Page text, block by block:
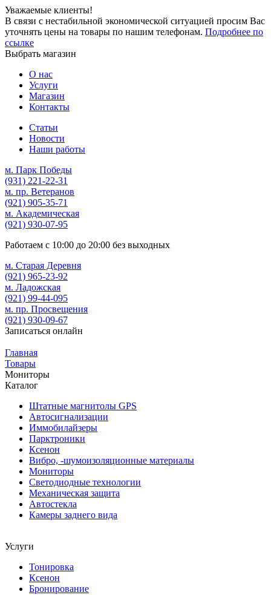
Уважаемые клиенты!
В связи с нестабильной экономической ситуацией просим Вас
уточнять цены на товары по нашим телефонам. Подробнее по
ссылке
Выбрать магазин
О нас
Услуги
Магазин
Контакты
Статьи
Новости
Наши работы
м. Парк Победы
(931) 221-22-31
м. пр. Ветеранов
(921) 905-35-71
м. Академическая
(921) 930-07-95
Работаем с 10:00 до 20:00 без выходных
м. Старая Деревня
(921) 965-23-92
м. Ладожская
(921) 99-44-095
м. пр. Просвещения
(921) 930-09-67
Записаться онлайн
Главная
Товары
Мониторы
Каталог
Штатные магнитолы GPS
Автосигнализации
Иммобилайзеры
Парктроники
Ксенон
Вибро, -шумоизоляционные материалы
Мониторы
Светодиодные технологии
Механическая защита
Автостекла
Камеры заднего вида
Услуги
Тонировка
Ксенон
Бронирование